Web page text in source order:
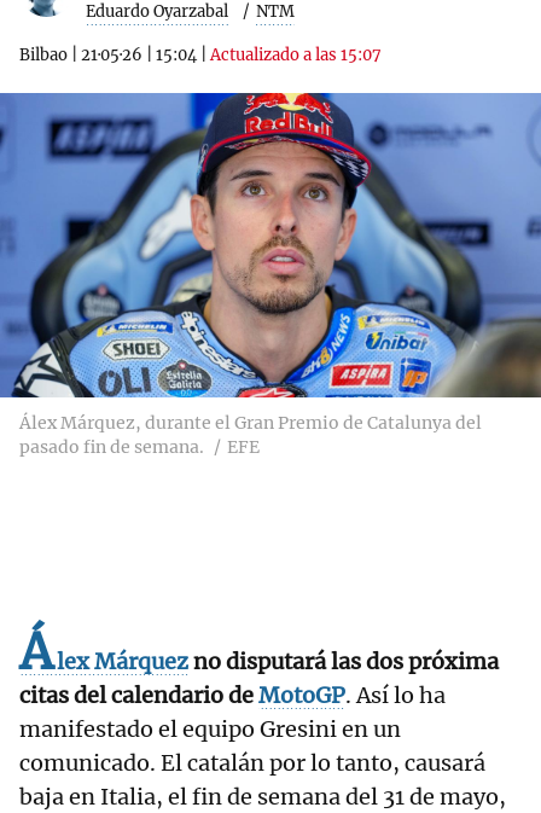
Eduardo Oyarzabal NTM
Bilbao 21·05·26 15:04 |Actualizado a las 15:07
Álex Márquez, durante el Gran Premio de Catalunya del
pasado fin de semana.
EFE
Álex Márquezno disputará las dos próxima
citas del calendario deMotoGP. Así lo ha
manifestado el equipo Gresini en un
comunicado. El catalán por lo tanto, causará
baja en Italia, el fin de semana del 31 de mayo,